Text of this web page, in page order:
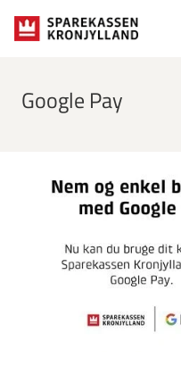
Google Pay